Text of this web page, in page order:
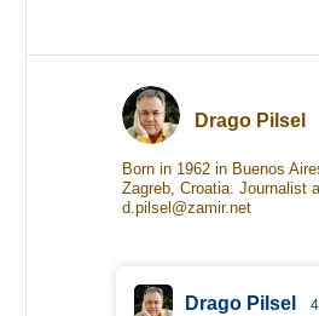
Drago Pilsel
Born in 1962 in Buenos
Zagreb, Croatia. Journalist
d.pilsel@zamir.net
Drago Pilsel